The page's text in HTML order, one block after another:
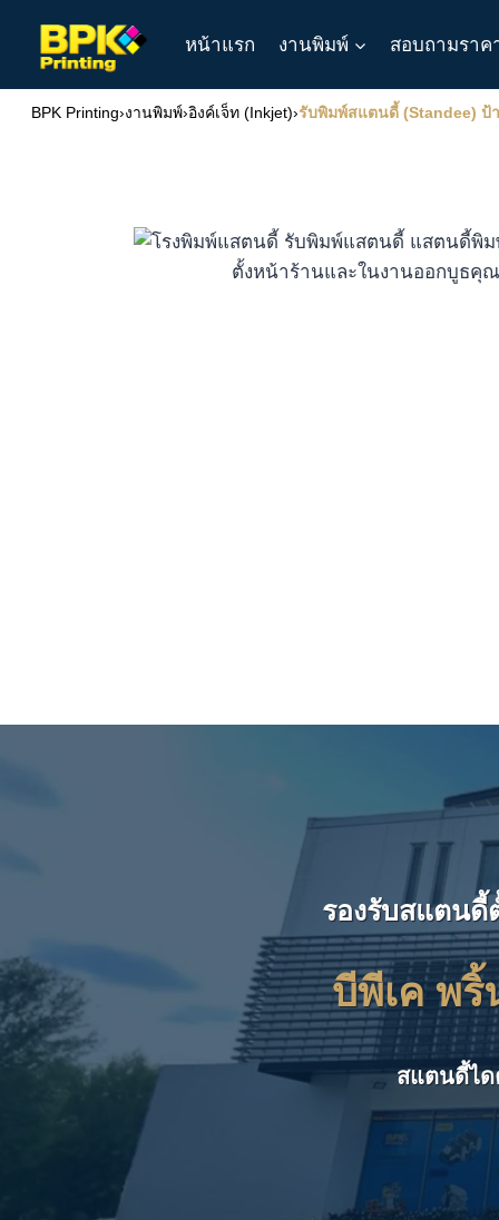
content
หน้าแรก งานพิมพ์ สอบถามราค
BPK Printing›งานพิมพ์›อิงค์เจ็ท (Inkjet)›รับพิมพ์สแตนดี้ (Standee)
รองรับสแตน
บีพีเค พริ้
สแตนดี้ได